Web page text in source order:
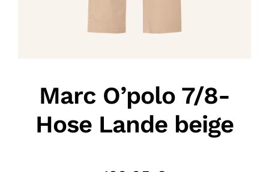
Marc O’polo 7/8-
Hose Lande beige